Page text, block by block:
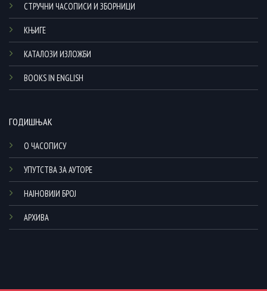
СТРУЧНИ ЧАСОПИСИ И ЗБОРНИЦИ
КЊИГЕ
КАТАЛОЗИ ИЗЛОЖБИ
BOOKS IN ENGLISH
ГОДИШЊАК
О ЧАСОПИСУ
УПУТСТВА ЗА АУТОРЕ
НАЈНОВИЈИ БРОЈ
АРХИВА